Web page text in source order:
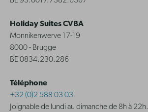
Holiday Suites CVBA
Monnikenwerve 17-19
8000 - Brugge
BE 0834.230.286
Téléphone
+32 (0)2 588 03 03
Joignable de lundi au dimanche de 8h à 22h.